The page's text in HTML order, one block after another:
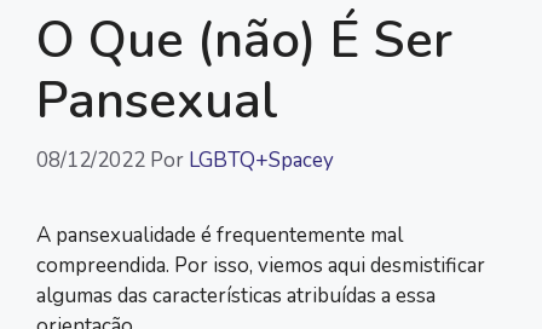
O Que (não) É Ser
Pansexual
08/12/2022 Por LGBTQ+Spacey
A pansexualidade é frequentemente mal
compreendida. Por isso, viemos aqui desmistificar
algumas das características atribuídas a essa